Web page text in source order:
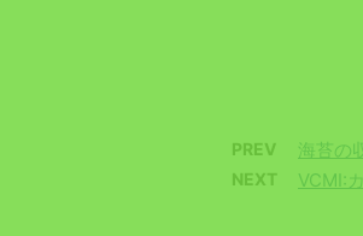
PREV 海苔の
NEXT VCMI: